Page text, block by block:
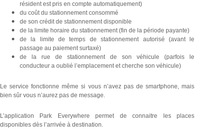
résident est pris en compte automatiquement)
du coût du stationnement consommé
de son crédit de stationnement disponible
de la limite horaire du stationnement (fin de la période payante)
de la limite de temps de stationnement autorisé (avant le
passage au paiement surtaxé)
de la rue de stationnement de son véhicule (parfois le
conducteur a oublié l’emplacement et cherche son véhicule)
Le service fonctionne même si vous n’avez pas de smartphone, mais
bien sûr vous n’aurez pas de message.
L’application Park Everywhere permet de connaitre les places
disponibles dès l’arrivée à destination.